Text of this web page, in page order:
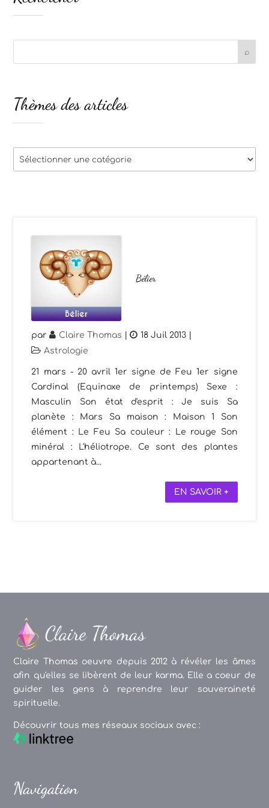
Bélier
par Claire Thomas | 18 Juil 2013
Astrologie
21 mars - 20 avril 1er signe de Feu 1er signe
Cardinal (Equinoxe de printemps) Sexe :
Masculin Son état d'esprit : Je suis Sa
planète : Mars Sa maison : Maison 1 Son
élément : Le Feu Sa couleur : Le rouge Son
minéral : L'héliotrope. Ce sont des plantes
appartenant à...
EN SAVOIR +
Thèmes des articles
Thèmes
des
Claire Thomas oeuvre depuis 2012 à révéler les âmes
afin qu'elles se libèrent de leur karma. Elle a coeur de
guider les gens à reprendre leur souveraineté
spirituelle.
Découvrir tous mes réseaux sociaux avec :
Navigation